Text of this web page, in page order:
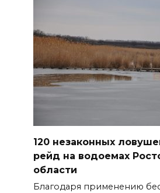
120 незаконных
рейд на водоемах
области
Благодаря применению